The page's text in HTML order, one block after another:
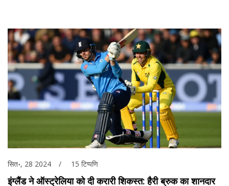
सित॰, 28 2024 15 टिप्पणि
इंग्लैंड ने ऑस्ट्रेलिया को दी करारी शिकस्त: हैरी ब्रुक का शानदार